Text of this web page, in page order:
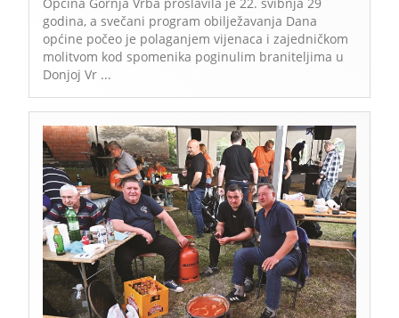
godina, a svečani program obilježavanja Dana
općine počeo je polaganjem vijenaca i zajedničkom
molitvom kod spomenika poginulim braniteljima u
Donjoj Vr ...